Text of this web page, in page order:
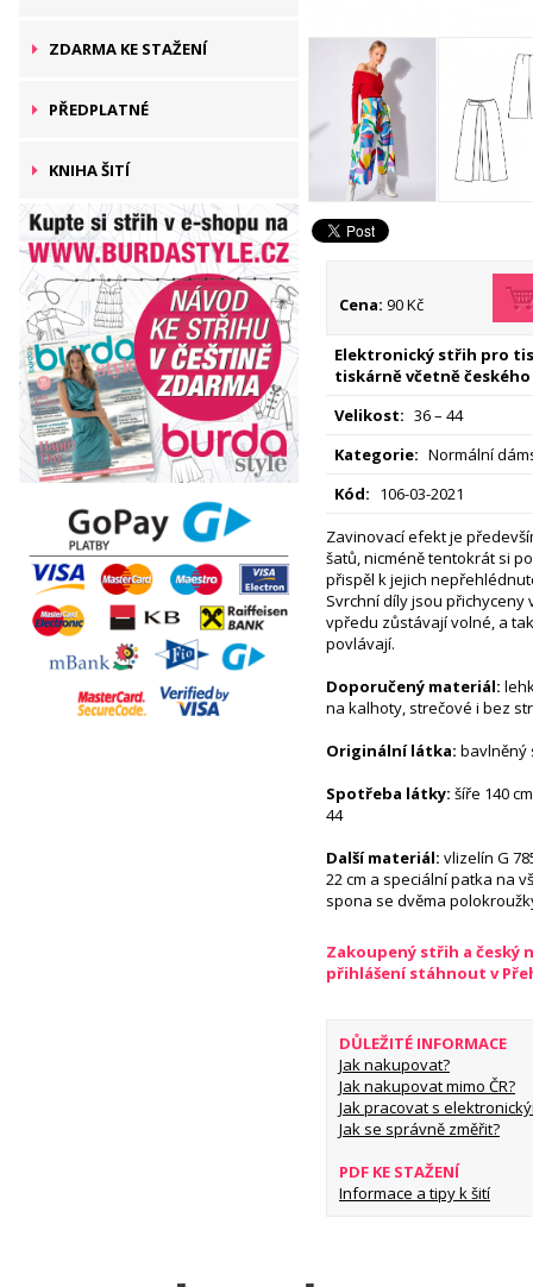
ZDARMA KE STAŽENÍ
PŘEDPLATNÉ
KNIHA ŠITÍ
Cena: 90 Kč
Elektronický střih pro
tiskárně včetně českého
Velikost: 36 – 44
Kategorie: Normální
Kód: 106-03-2021
Zavinovací efekt je
šatů, nicméně tentokrát si
přispěl k jejich
Svrchní díly jsou přichyceny
vpředu zůstávají volné, a
povlávají.
Doporučený materiál:
na kalhoty, strečové i bez
Originální látka: bavlněný
Spotřeba látky: šíře 140
44
Další materiál: vlizelín G
22 cm a speciální patka na
spona se dvěma
Zakoupený střih a český
přihlášení stáhnout v
DŮLEŽITÉ INFORMACE
Jak nakupovat?
Jak nakupovat mimo ČR?
Jak pracovat s
Jak se správně změřit?
PDF KE STAŽENÍ
Informace a tipy k šití